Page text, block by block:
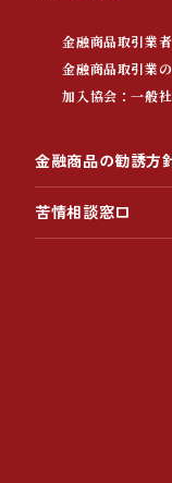
金融商品取引業者
金融商品取引業の
加入協会：一般社
金融商品の勧誘方
苦情相談窓口